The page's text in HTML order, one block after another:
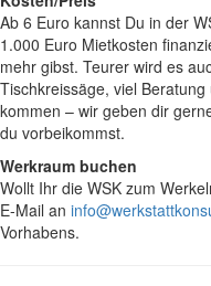
Ab 6 Euro kannst Du in der
1.000 Euro Mietkosten
mehr gibst. Teurer wird es
Tischkreissäge, viel
kommen – wir geben dir
du vorbeikommst.
Werkraum buchen
Wollt Ihr die WSK zum
E-Mail an
Vorhabens.